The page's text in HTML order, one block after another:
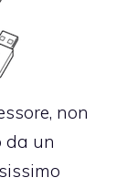
non
da un